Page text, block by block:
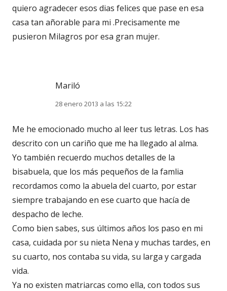
quiero agradecer esos dias felices que pase en esa
casa tan añorable para mi .Precisamente me
pusieron Milagros por esa gran mujer.
Mariló
28 enero 2013 a las 15:22
Me he emocionado mucho al leer tus letras. Los has
descrito con un cariño que me ha llegado al alma.
Yo también recuerdo muchos detalles de la
bisabuela, que los más pequeños de la famlia
recordamos como la abuela del cuarto, por estar
siempre trabajando en ese cuarto que hacía de
despacho de leche.
Como bien sabes, sus últimos años los paso en mi
casa, cuidada por su nieta Nena y muchas tardes, en
su cuarto, nos contaba su vida, su larga y cargada
vida.
Ya no existen matriarcas como ella, con todos sus